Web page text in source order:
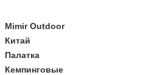
Mimir Outdoor
Китай
Палатка
Кемпинговые